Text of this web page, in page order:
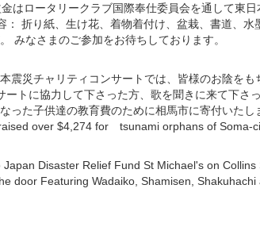
はロータリークラブ国際奉仕委員会を通して東日
折り紙、生け花、着物着付け、盆栽、書道、水
みなさまのご参加をお待ちしております。
震災チャリティコンサートでは、皆様のお陰をも
トに協力して下さった方、歌を聞きに来て下さ
った子供達の教育費のために相馬市に寄付いたし
over $4,274 for tsunami orphans of Soma-
Disaster Relief Fund St Michael's on Collins
door Featuring Wadaiko, Shamisen, Shakuhachi